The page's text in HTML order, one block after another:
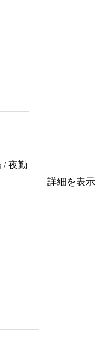
/ 夜勤
詳細を表示